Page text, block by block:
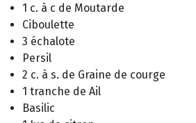
1 c. à c de Moutarde
Ciboulette
3 échalote
Persil
2 c. à s. de Graine de courge
1 tranche de Ail
Basilic